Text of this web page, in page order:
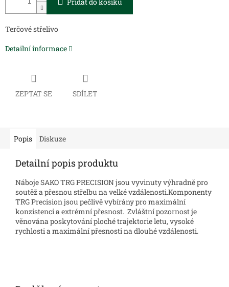
Přidat do košíku
Terčové střelivo
Detailní informace
ZEPTAT SE SDÍLET
Popis Diskuze
Detailní popis produktu
Náboje SAKO TRG PRECISION jsou vyvinuty výhradně pro
soutěž a přesnou střelbu na velké vzdálenosti.Komponenty
TRG Precision jsou pečlivě vybírány pro maximální
konzistenci a extrémní přesnost. Zvláštní pozornost je
věnována poskytování ploché trajektorie letu, vysoké
rychlosti a maximální přesnosti na dlouhé vzdálenosti.